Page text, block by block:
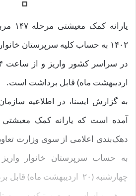
۱۴۰۲ به حساب کلیه سرپرستان
اردیبهشت ماه) قابل برداشت است.
به گزارش ایسنا، در اطلاعیه
دهک‌بندی اعلامی از سوی وزارت
چهارشنبه (۲۰ اردیبهشت ماه) قابل برداشت است.